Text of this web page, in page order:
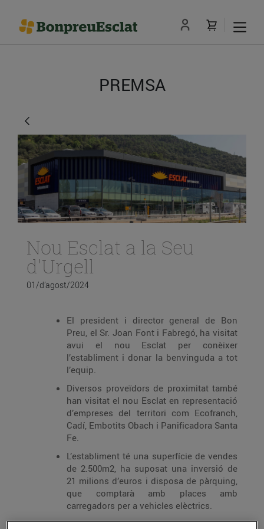
PREMSA
Nou Esclat a la Seu
d'Urgell
01/d’agost/2024
El president i director general de Bon
Preu, el Sr. Joan Font i Fabregó, ha visitat
avui el nou Esclat per conèixer
l’establiment i donar la benvinguda a tot
l’equip.
Diversos proveïdors de proximitat també
han visitat el nou Esclat en representació
d’empreses del territori com Ecofranch,
Cadí, Embotits Obach i Panificadora Santa
Fe.
L’establiment té una superfície de vendes
de 2.500m2, ha suposat una inversió de
21 milions d’euros i disposa de pàrquing,
que comptarà amb places amb
carregadors per a vehicles elèctrics.
Aquest Esclat disposa de punt de